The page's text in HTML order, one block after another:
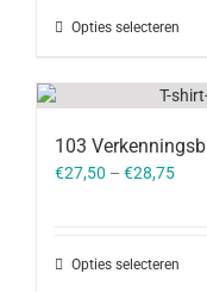
Opties selecteren
103
€27,50 – €28,75
Opties selecteren